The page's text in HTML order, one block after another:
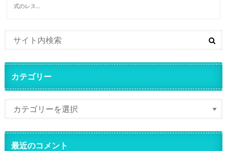
式のレス…
カテゴリー
最近のコメント